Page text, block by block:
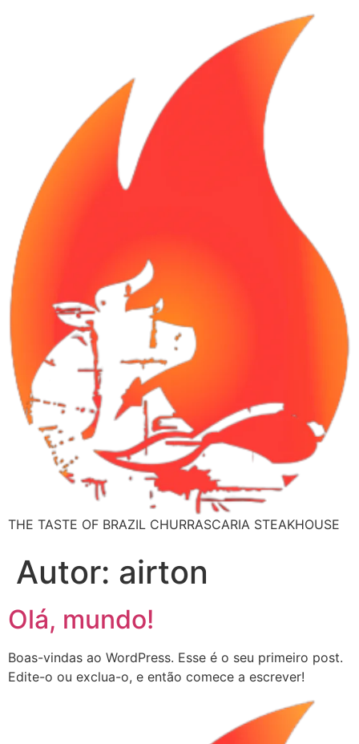
THE TASTE OF BRAZIL CHURRASCARIA STEAKHOUSE
Autor: airton
Olá, mundo!
Boas-vindas ao WordPress. Esse é o seu primeiro post.
Edite-o ou exclua-o, e então comece a escrever!